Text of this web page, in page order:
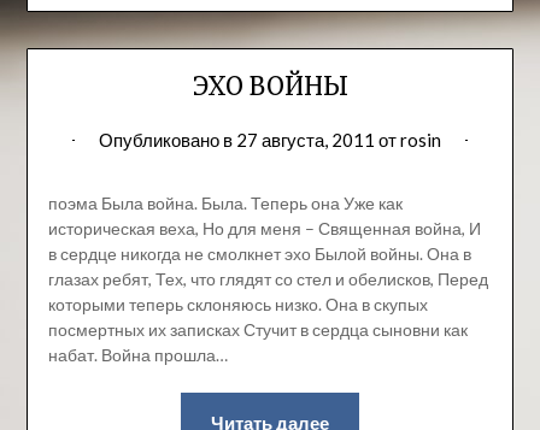
ЭХО ВОЙНЫ
Опубликовано в 27 августа, 2011 отrosin
поэма Была война. Была. Теперь она Уже как
историческая веха, Но для меня – Священная война, И
в сердце никогда не смолкнет эхо Былой войны. Она в
глазах ребят, Тех, что глядят со стел и обелисков, Перед
которыми теперь склоняюсь низко. Она в скупых
посмертных их записках Стучит в сердца сыновни как
набат. Война прошла…
Читать далее